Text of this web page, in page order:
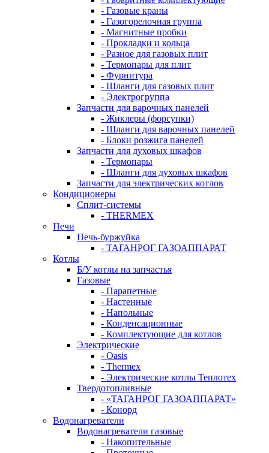
- Газовые краны
- Газогорелочная группа
- Магнитные пробки
- Прокладки и кольца
- Разное для газовых плит
- Термопары для плит
- Фурнитура
- Шланги для газовых плит
- Электрогруппа
Запчасти для варочных панелей
- Жиклеры (форсунки)
- Шланги для варочных панелей
- Блоки розжига панелей
Запчасти для духовых шкафов
- Термопары
- Шланги для духовых шкафов
Запчасти для электрических котлов
Кондиционеры
Сплит-системы
- THERMEX
Печи
Печь-буржуйка
- ТАГАНРОГ ГАЗОАППАРАТ
Котлы
Б/У котлы на запчастья
Газовые
- Парапетные
- Настенные
- Напольные
- Конденсационные
- Комплектующие для котлов
Электрические
- Oasis
- Thermex
- Электрические котлы Теплотех
Твердотопливные
- «ТАГАНРОГ ГАЗОАППАРАТ»
- Конорд
Водонагреватели
Водонагреватели газовые
- Накопительные